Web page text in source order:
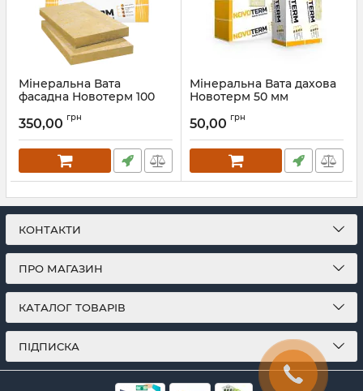
Мінеральна Вата
фасадна Новотерм 100
350,00 грн
Мінеральна Вата дахова
Новотерм 50 мм
50,00 грн
КОНТАКТИ
ПРО МАГАЗИН
КАТАЛОГ ТОВАРІВ
ПІДПИСКА